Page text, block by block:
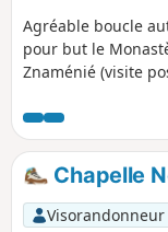
Agréable boucle
pour but le
Znaménié (visite
(pâturages
bois, ruisseaux et
revenir avec un
Chapelle
Visorandonneur